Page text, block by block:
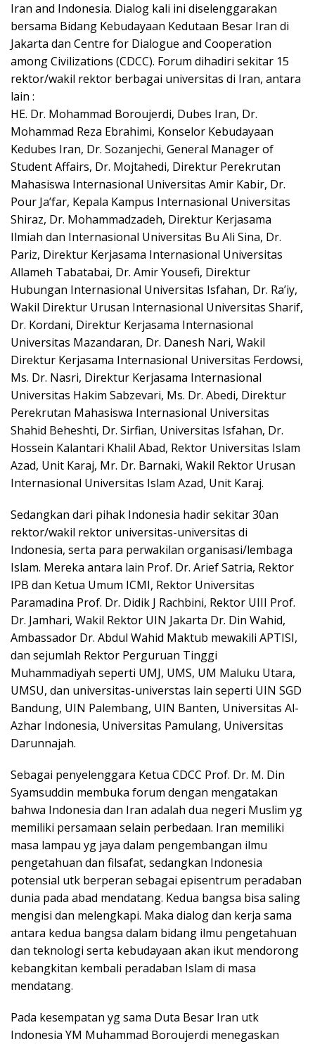
Iran and Indonesia. Dialog kali ini diselenggarakan
bersama Bidang Kebudayaan Kedutaan Besar Iran di
Jakarta dan Centre for Dialogue and Cooperation
among Civilizations (CDCC). Forum dihadiri sekitar 15
rektor/wakil rektor berbagai universitas di Iran, antara
lain :
HE. Dr. Mohammad Boroujerdi, Dubes Iran, Dr.
Mohammad Reza Ebrahimi, Konselor Kebudayaan
Kedubes Iran, Dr. Sozanjechi, General Manager of
Student Affairs, Dr. Mojtahedi, Direktur Perekrutan
Mahasiswa Internasional Universitas Amir Kabir, Dr.
Pour Ja’far, Kepala Kampus Internasional Universitas
Shiraz, Dr. Mohammadzadeh, Direktur Kerjasama
Ilmiah dan Internasional Universitas Bu Ali Sina, Dr.
Pariz, Direktur Kerjasama Internasional Universitas
Allameh Tabatabai, Dr. Amir Yousefi, Direktur
Hubungan Internasional Universitas Isfahan, Dr. Ra’iy,
Wakil Direktur Urusan Internasional Universitas Sharif,
Dr. Kordani, Direktur Kerjasama Internasional
Universitas Mazandaran, Dr. Danesh Nari, Wakil
Direktur Kerjasama Internasional Universitas Ferdowsi,
Ms. Dr. Nasri, Direktur Kerjasama Internasional
Universitas Hakim Sabzevari, Ms. Dr. Abedi, Direktur
Perekrutan Mahasiswa Internasional Universitas
Shahid Beheshti, Dr. Sirfian, Universitas Isfahan, Dr.
Hossein Kalantari Khalil Abad, Rektor Universitas Islam
Azad, Unit Karaj, Mr. Dr. Barnaki, Wakil Rektor Urusan
Internasional Universitas Islam Azad, Unit Karaj.
Sedangkan dari pihak Indonesia hadir sekitar 30an
rektor/wakil rektor universitas-universitas di
Indonesia, serta para perwakilan organisasi/lembaga
Islam. Mereka antara lain Prof. Dr. Arief Satria, Rektor
IPB dan Ketua Umum ICMI, Rektor Universitas
Paramadina Prof. Dr. Didik J Rachbini, Rektor UIII Prof.
Dr. Jamhari, Wakil Rektor UIN Jakarta Dr. Din Wahid,
Ambassador Dr. Abdul Wahid Maktub mewakili APTISI,
dan sejumlah Rektor Perguruan Tinggi
Muhammadiyah seperti UMJ, UMS, UM Maluku Utara,
UMSU, dan universitas-universtas lain seperti UIN SGD
Bandung, UIN Palembang, UIN Banten, Universitas Al-
Azhar Indonesia, Universitas Pamulang, Universitas
Darunnajah.
Sebagai penyelenggara Ketua CDCC Prof. Dr. M. Din
Syamsuddin membuka forum dengan mengatakan
bahwa Indonesia dan Iran adalah dua negeri Muslim yg
memiliki persamaan selain perbedaan. Iran memiliki
masa lampau yg jaya dalam pengembangan ilmu
pengetahuan dan filsafat, sedangkan Indonesia
potensial utk berperan sebagai episentrum peradaban
dunia pada abad mendatang. Kedua bangsa bisa saling
mengisi dan melengkapi. Maka dialog dan kerja sama
antara kedua bangsa dalam bidang ilmu pengetahuan
dan teknologi serta kebudayaan akan ikut mendorong
kebangkitan kembali peradaban Islam di masa
mendatang.
Pada kesempatan yg sama Duta Besar Iran utk
Indonesia YM Muhammad Boroujerdi menegaskan